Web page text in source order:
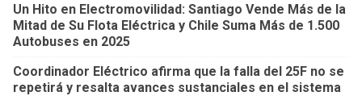
Un Hito en Electromovilidad: Santiago Vende Más de la
Mitad de Su Flota Eléctrica y Chile Suma Más de 1.500
Autobuses en 2025
Coordinador Eléctrico afirma que la falla del 25F no se
repetirá y resalta avances sustanciales en el sistema